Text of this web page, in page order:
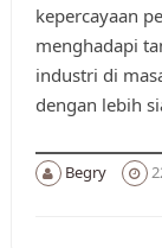
kepercayaan
menghadapi
industri di
dengan lebih
Begry